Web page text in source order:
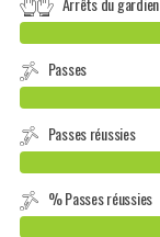
Passes
Passes réussies
% Passes réussies